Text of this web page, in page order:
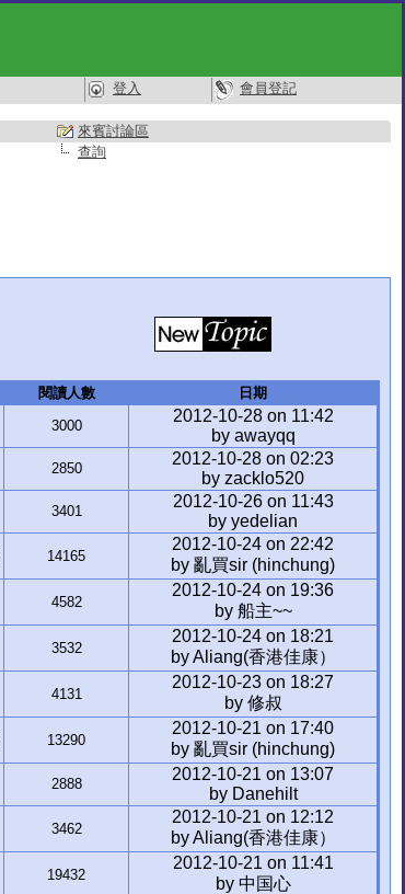
登入
會員登記
來賓討論區
查詢
閱讀人數
日期
3000
2012-10-28 on 11:42
by awayqq
2850
2012-10-28 on 02:23
by zacklo520
3401
2012-10-26 on 11:43
by yedelian
14165
2012-10-24 on 22:42
by 亂買sir (hinchung)
4582
2012-10-24 on 19:36
by 船主~~
3532
2012-10-24 on 18:21
by Aliang(香港佳康）
4131
2012-10-23 on 18:27
by 修叔
13290
2012-10-21 on 17:40
by 亂買sir (hinchung)
2888
2012-10-21 on 13:07
by Danehilt
3462
2012-10-21 on 12:12
by Aliang(香港佳康）
19432
2012-10-21 on 11:41
by 中国心